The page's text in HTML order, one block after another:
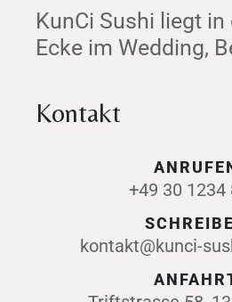
KunCi Sushi liegt in
Ecke im Wedding,
Kontakt
+49 30 1234
kontakt@kunci-